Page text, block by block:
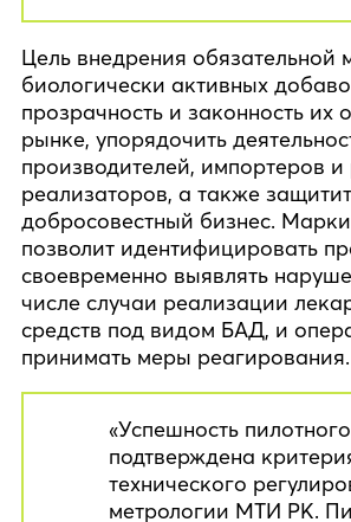
Цель внедрения обязательной
биологически активных
прозрачность и законность их
рынке, упорядочить
производителей, импортеров
реализаторов, а также
добросовестный бизнес.
позволит идентифицировать
своевременно выявлять
числе случаи реализации
средств под видом БАД, и
принимать меры реагирования.
«Успешность
подтверждена
технического
метрологии МТИ РК.